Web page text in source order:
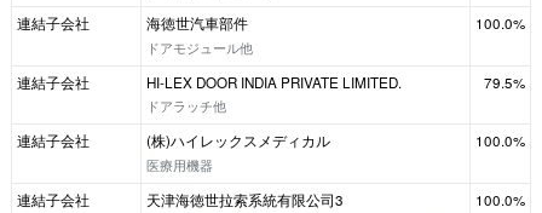
連結子会社
海徳世汽車部件
ドアモジュール他
100.0%
連結子会社
HI-LEX DOOR INDIA PRIVATE LIMITED.
ドアラッチ他
79.5%
連結子会社
(株)ハイレックスメディカル
医療用機器
100.0%
連結子会社
天津海徳世拉索系統有限公司3
100.0%